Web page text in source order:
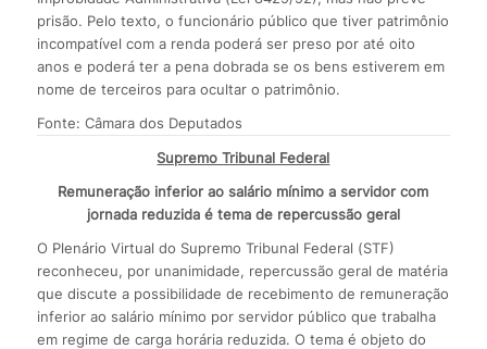
prisão. Pelo texto, o funcionário público que tiver patrimônio
incompatível com a renda poderá ser preso por até oito
anos e poderá ter a pena dobrada se os bens estiverem em
nome de terceiros para ocultar o patrimônio.
Fonte: Câmara dos Deputados
Supremo Tribunal Federal
Remuneração inferior ao salário mínimo a servidor com
jornada reduzida é tema de repercussão geral
O Plenário Virtual do Supremo Tribunal Federal (STF)
reconheceu, por unanimidade, repercussão geral de matéria
que discute a possibilidade de recebimento de remuneração
inferior ao salário mínimo por servidor público que trabalha
em regime de carga horária reduzida. O tema é objeto do